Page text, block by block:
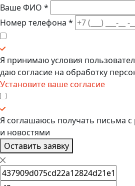
Ваше ФИО *
Номер телефона *
Я принимаю условия
даю согласие на обработку
Установите ваше согласие
Я соглашаюсь получать письма
и новостями
Оставить заявку